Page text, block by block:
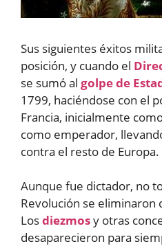
Sus siguientes éxitos
posición, y cuando el
se sumó al golpe de
1799, haciéndose con el
Francia, inicialmente
como emperador,
contra el resto de Europa.
Aunque fue dictador, no
Revolución se eliminaron
Losdiezmosy otras
desaparecieron para